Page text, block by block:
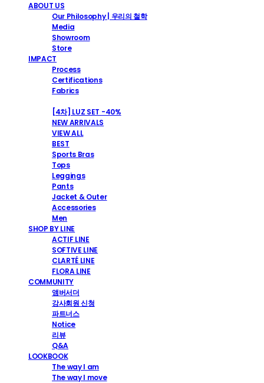
ABOUT US
Our Philosophy | 우리의 철학
Media
Showroom
Store
IMPACT
Process
Certifications
Fabrics
[4차] LUZ SET -40%
NEW ARRIVALS
VIEW ALL
BEST
Sports Bras
Tops
Leggings
Pants
Jacket & Outer
Accessories
Men
SHOP BY LINE
ACTIF LINE
SOFTIVE LINE
CLARTÉ LINE
FLORA LINE
COMMUNITY
앰버서더
강사회원 신청
파트너스
Notice
리뷰
Q&A
LOOKBOOK
The way I am
The way I move